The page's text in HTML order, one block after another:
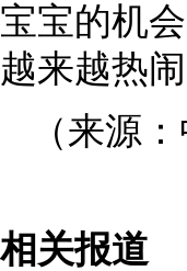
宝宝的机
越来越热闹
（来源
相关报道